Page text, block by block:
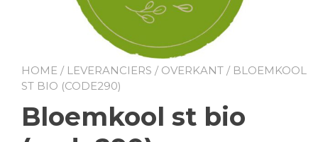
HOME / LEVERANCIERS / OVERKANT / BLOEMKOOL
ST BIO (CODE290)
Bloemkool st bio